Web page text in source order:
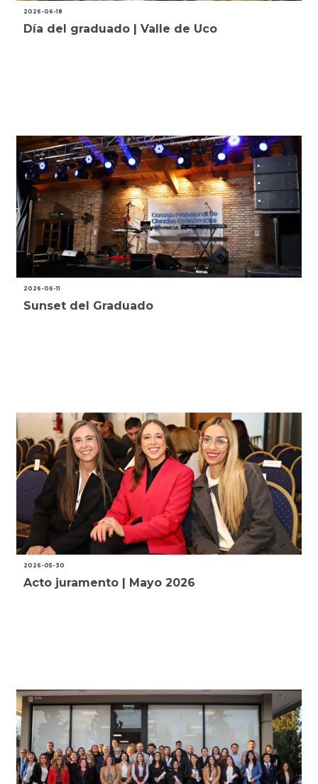
2026-06-18
Día del graduado | Valle de Uco
2026-06-11
Sunset del Graduado
2026-05-30
Acto juramento | Mayo 2026